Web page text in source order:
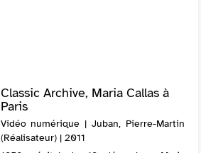
Classic Archive, Maria Callas à
Paris
Vidéo numérique | Juban, Pierre-Martin
(Réalisateur) | 2011